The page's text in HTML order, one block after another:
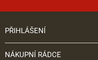
PŘIHLÁŠENÍ
NÁKUPNÍ RÁDCE